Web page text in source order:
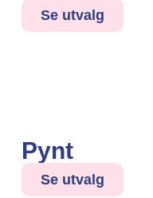
Se utvalg
Pynt
Se utvalg